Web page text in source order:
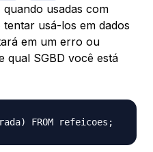
usadas com
usá-los em dados
em um erro ou
qual SGBD você está
) FROM refeicoes ;